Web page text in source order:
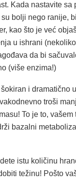
Kada nastavite sa
bolji nego ranije,
kao što je već
u ishrani
da bi
(više enzima!)
i dramatično
troši
To je to,
bazalni
istu količinu
težinu! Pošto